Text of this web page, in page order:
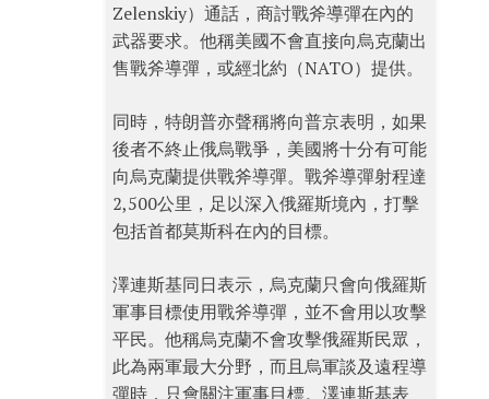
Zelenskiy）通話，商討戰斧導彈在內的
武器要求。他稱美國不會直接向烏克蘭出
售戰斧導彈，或經北約（NATO）提供。
同時，特朗普亦聲稱將向普京表明，如果
後者不終止俄烏戰爭，美國將十分有可能
向烏克蘭提供戰斧導彈。戰斧導彈射程達
2,500公里，足以深入俄羅斯境內，打擊
包括首都莫斯科在內的目標。
澤連斯基同日表示，烏克蘭只會向俄羅斯
軍事目標使用戰斧導彈，並不會用以攻擊
平民。他稱烏克蘭不會攻擊俄羅斯民眾，
此為兩軍最大分野，而且烏軍談及遠程導
彈時，只會關注軍事目標。澤連斯基表